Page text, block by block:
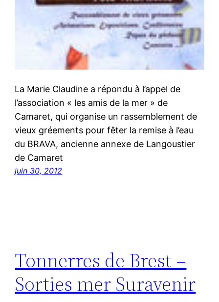
La Marie Claudine a répondu à l’appel de
l’association « les amis de la mer » de
Camaret, qui organise un rassemblement de
vieux gréements pour fêter la remise à l’eau
du BRAVA, ancienne annexe de Langoustier
de Camaret
juin 30, 2012
Tonnerres de Brest –
Sorties mer Suravenir